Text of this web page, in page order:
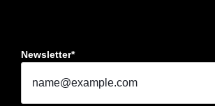
Newsletter*